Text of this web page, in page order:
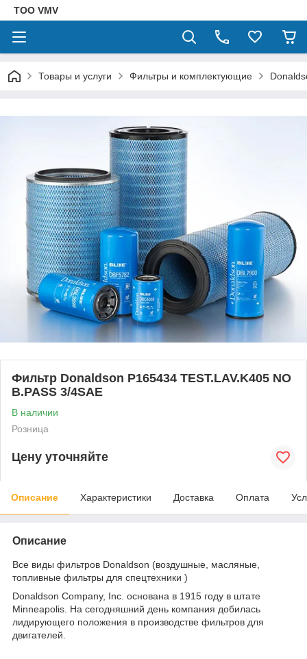
ТОО VMV
Товары и услуги Фильтры и комплектующие
Фильтр Donaldson P165434 TEST.LAV.K405 NO
B.PASS 3/4SAE
В наличии
Розница
Цену уточняйте
Описание Характеристики Доставка Оплата
Описание
Все виды фильтров Donaldson (воздушные, масляные,
топливные фильтры для спецтехники )
Donaldson Company, Inc. основана в 1915 году в штате
Minneapolis. На сегодняшний день компания добилась
лидирующего положения в производстве фильтров для
двигателей.